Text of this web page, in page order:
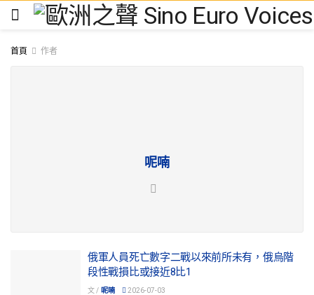
首頁 作者
呢喃
俄軍人員死亡數字二戰以來前所未有，俄烏階
段性戰損比或接近8比1
文 / 呢喃 2026-07-03